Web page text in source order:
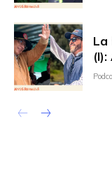
La